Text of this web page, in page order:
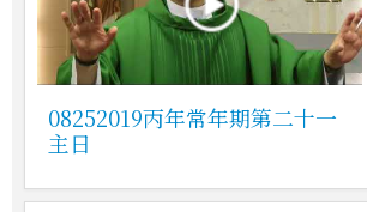
08252019丙年常年期第二十一
主日